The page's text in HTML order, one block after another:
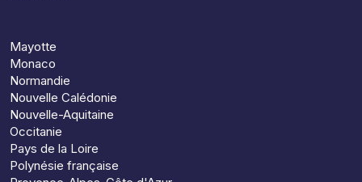
Mayotte
Monaco
Normandie
Nouvelle Calédonie
Nouvelle-Aquitaine
Occitanie
Pays de la Loire
Polynésie française